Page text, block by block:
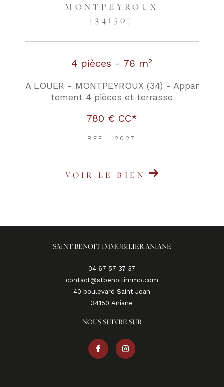
MONTPEYROUX
(34150)
4 pièces - 76 m²
A LOUER - MONTPEYROUX (34) - Appar
tement 4 pièces et terrasse
780 € CC*
REF : 2027
VOIR LE BIEN
SAINT BENOIT IMMOBILIER ANIANE
04 67 57 37 37
contact@stbenoitimmo.com
40 boulevard Saint Jean
34150
aniane
NOUS SUIVRE SUR